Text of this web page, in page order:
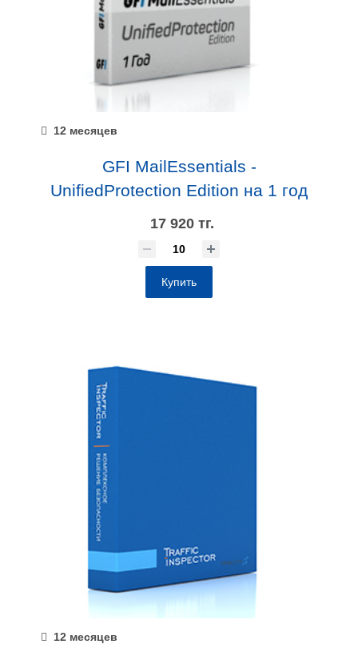
12 месяцев
GFI MailEssentials -
UnifiedProtection Edition на 1 год
17 920 тг.
Купить
12 месяцев